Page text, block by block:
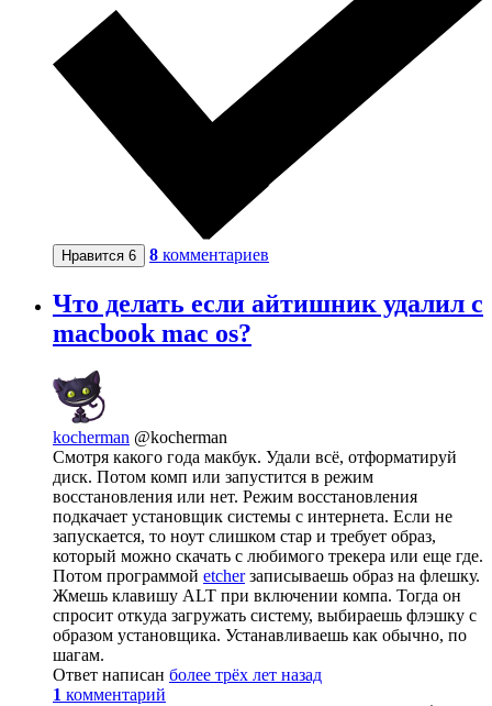
Нравится 6 8 комментариев
Что делать если айтишник удалил с
macbook mac os?
kocherman @kocherman
Смотря какого года макбук. Удали всё, отформатируй
диск. Потом комп или запустится в режим
восстановления или нет. Режим восстановления
подкачает установщик системы с интернета. Если не
запускается, то ноут слишком стар и требует образ,
который можно скачать с любимого трекера или еще где.
Потом программой etcherзаписываешь образ на флешку.
Жмешь клавишу ALT при включении компа. Тогда он
спросит откуда загружать систему, выбираешь флэшку с
образом установщика. Устанавливаешь как обычно, по
шагам.
Ответ написан более трёх лет назад
1 комментарий